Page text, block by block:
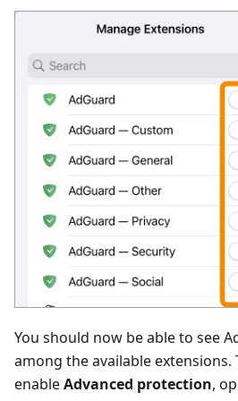
You should now be able to see
among the available extensions.
enableAdvanced protection,